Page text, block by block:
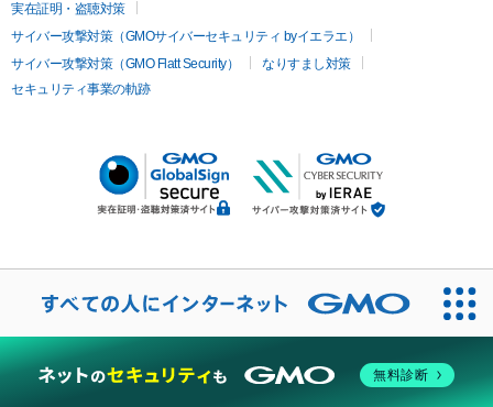
実在証明・盗聴対策
サイバー攻撃対策（GMOサイバーセキュリティ byイエラエ）
サイバー攻撃対策（GMO Flatt Security）
なりすまし対策
セキュリティ事業の軌跡
無料診断